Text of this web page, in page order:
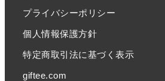
プライバシーポリシー
個人情報保護方針
特定商取引法に基づく表示
giftee.com